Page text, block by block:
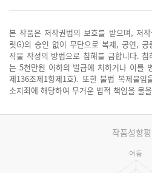
본 작품은 저작권법의 보호를 받으며, 저
릿G)의 승인 없이 무단으로 복제, 공연,
작물 작성의 방법으로 침해를 금합니다.
는 5천만원 이하의 벌금에 처하거나 이를
제136조제1항제1호). 또한 불법 복제물
소지죄에 해당하여 무거운 법적 책임을 물
작품성향
어둠